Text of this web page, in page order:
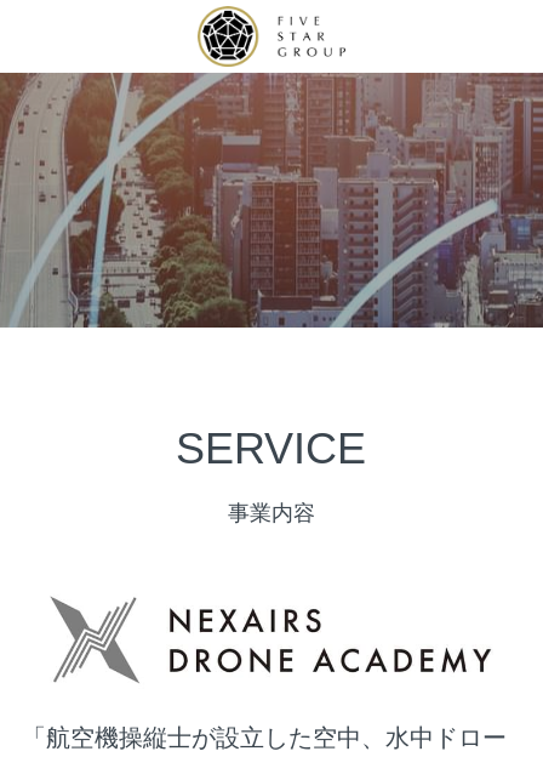
SERVICE
事業内容
「航空機操縦士が設立した空中、水中ドロー